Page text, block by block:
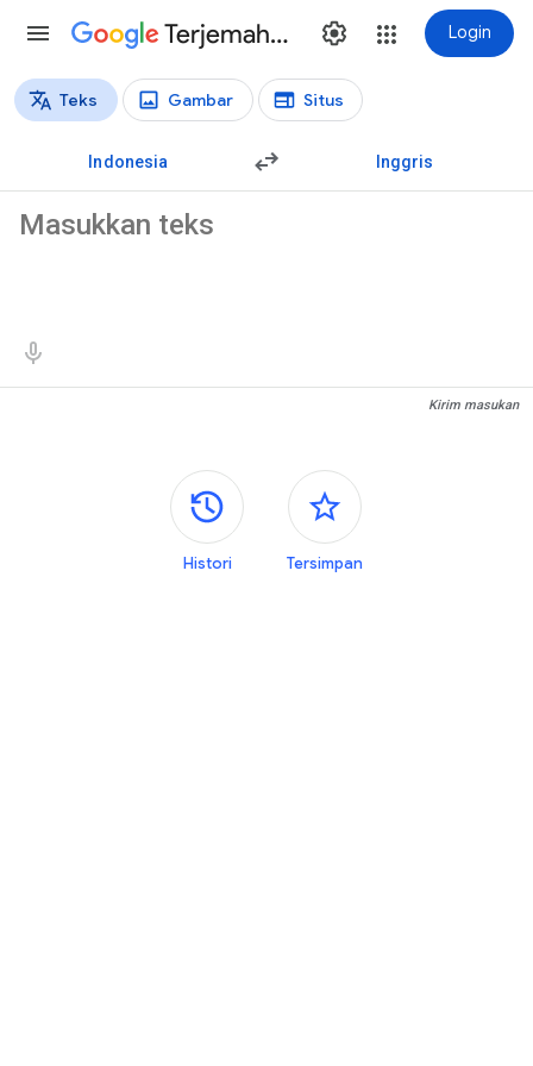
Terjemahan Login
Jenis terjemahan
Teks Gambar Situs
Indonesia Inggris
Kirim masukan
Panel samping
Histori Tersimpan